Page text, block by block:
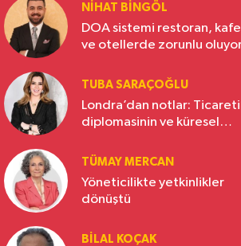
NIHAT BINGÖL
DOA sistemi restoran, kafe
ve otellerde zorunlu
TUBA SARAÇOĞLU
Londra’dan notlar:
diplomasinin ve küresel
Türkiye’nin yükselen gücü
TÜMAY MERCAN
Yöneticilikte yetkinlikler
dönüştü
BILAL KOÇAK